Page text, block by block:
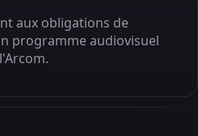
aux obligations de
programme audiovisuel